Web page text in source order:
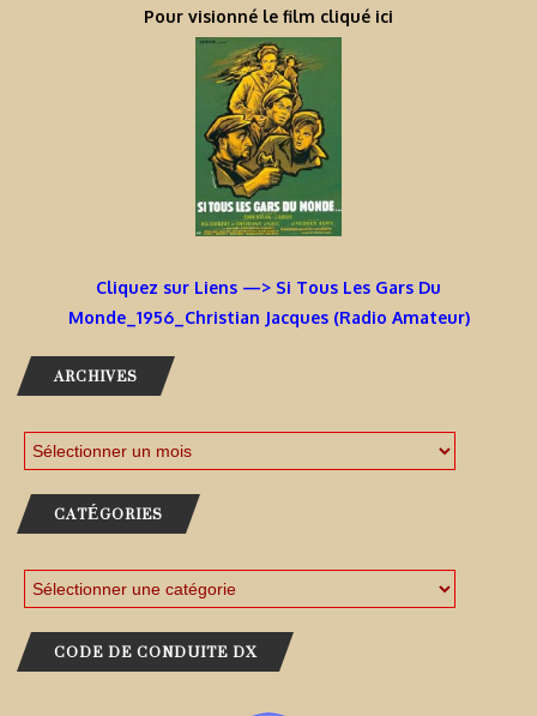
Pour visionné le film cliqué ici
Cliquez sur Liens —> Si Tous Les Gars Du
Monde_1956_Christian Jacques (Radio Amateur)
ARCHIVES
CATÉGORIES
CODE DE CONDUITE DX